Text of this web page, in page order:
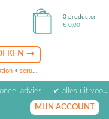
• serum
0 producten
€ 0,00
advies
✔ alles uit voorraad leverbaar
beoordelingen
MIJN ACCOUNT